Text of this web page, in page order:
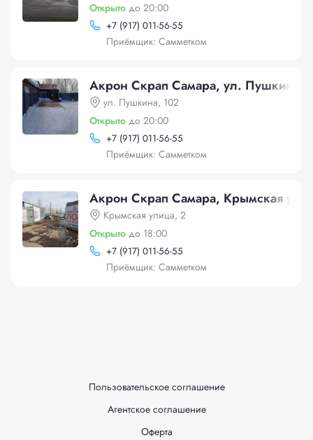
Открыто до 20:00
+7 (917) 011-56-55
Приёмщик: Самметком
Акрон Скрап Самара, ул. Пушкина,
ул. Пушкина, 102
Открыто до 20:00
+7 (917) 011-56-55
Приёмщик: Самметком
Акрон Скрап Самара, Крымская
Крымская улица, 2
Открыто до 18:00
+7 (917) 011-56-55
Приёмщик: Самметком
Пользовательское соглашение
Агентское соглашение
Оферта